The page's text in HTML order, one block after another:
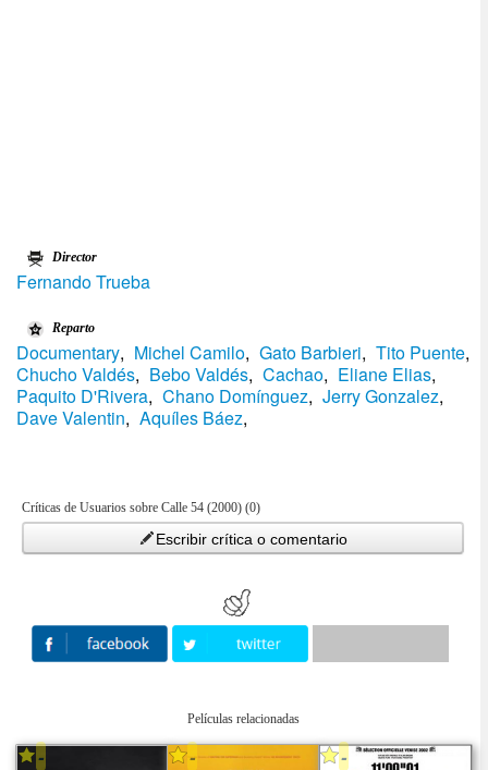
Director
Fernando Trueba
Reparto
Documentary, Michel Camilo, Gato Barbieri, Tito Puente,
Chucho Valdés, Bebo Valdés, Cachao, Eliane Elias,
Paquito D'Rivera, Chano Domí­nguez, Jerry Gonzalez,
Dave Valentin, Aquí­les Báez,
Críticas de Usuarios sobre Calle 54 (2000) (0)
Escribir crítica o comentario
Películas relacionadas
- - -